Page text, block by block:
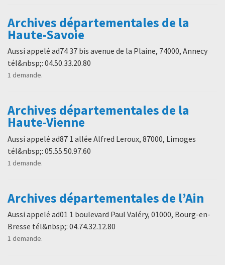
Archives départementales de la
Haute-Savoie
Aussi appelé ad74 37 bis avenue de la Plaine, 74000, Annecy
tél&nbsp;: 04.50.33.20.80
1 demande.
Archives départementales de la
Haute-Vienne
Aussi appelé ad87 1 allée Alfred Leroux, 87000, Limoges
tél&nbsp;: 05.55.50.97.60
1 demande.
Archives départementales de l’Ain
Aussi appelé ad01 1 boulevard Paul Valéry, 01000, Bourg-en-
Bresse tél&nbsp;: 04.74.32.12.80
1 demande.